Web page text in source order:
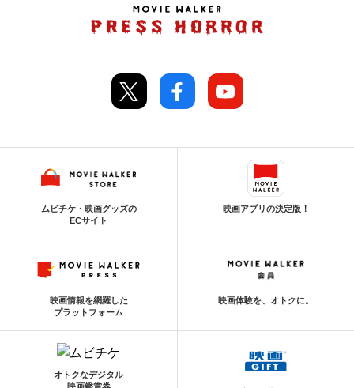
ムビチケ・映画グッズの
ECサイト
映画アプリの決定版！
映画情報を網羅した
プラットフォーム
映画体験を、オトクに。
オトクなデジタル